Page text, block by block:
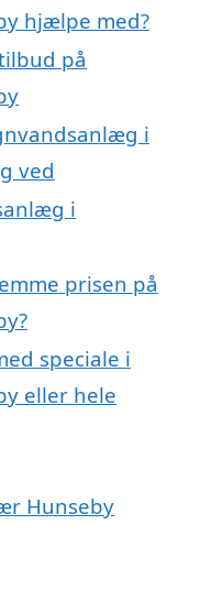
hjælpe med?
på
i
ved
i
prisen på
speciale i
eller hele
Hunseby